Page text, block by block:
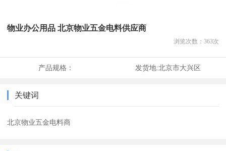
物业办公用品 北京物业五金电料供应商
浏览次数： 363次
产品规格： 发货地:北京市大兴区
关键词
北京物业五金电料商